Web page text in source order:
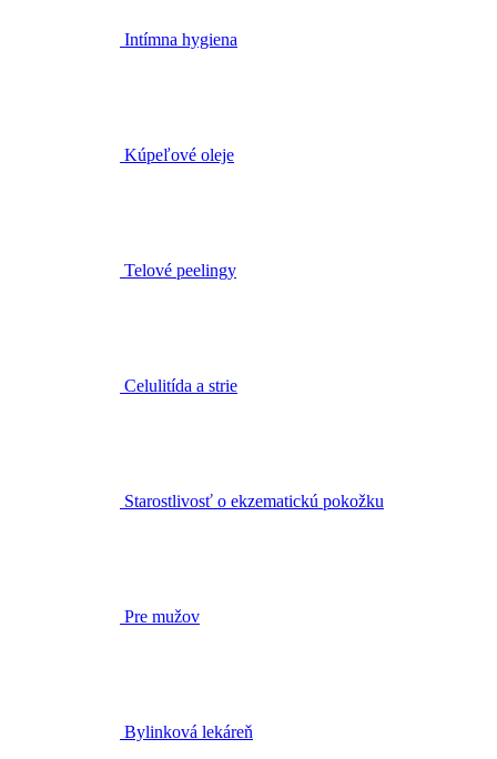
Intímna hygiena
Kúpeľové oleje
Telové peelingy
Celulitída a strie
Starostlivosť o ekzematickú pokožku
Pre mužov
Bylinková lekáreň